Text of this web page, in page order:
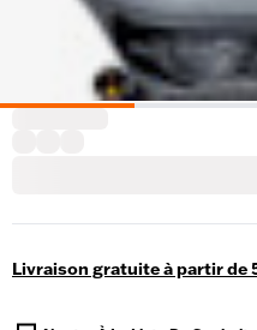
Livraison gratuite à partir de